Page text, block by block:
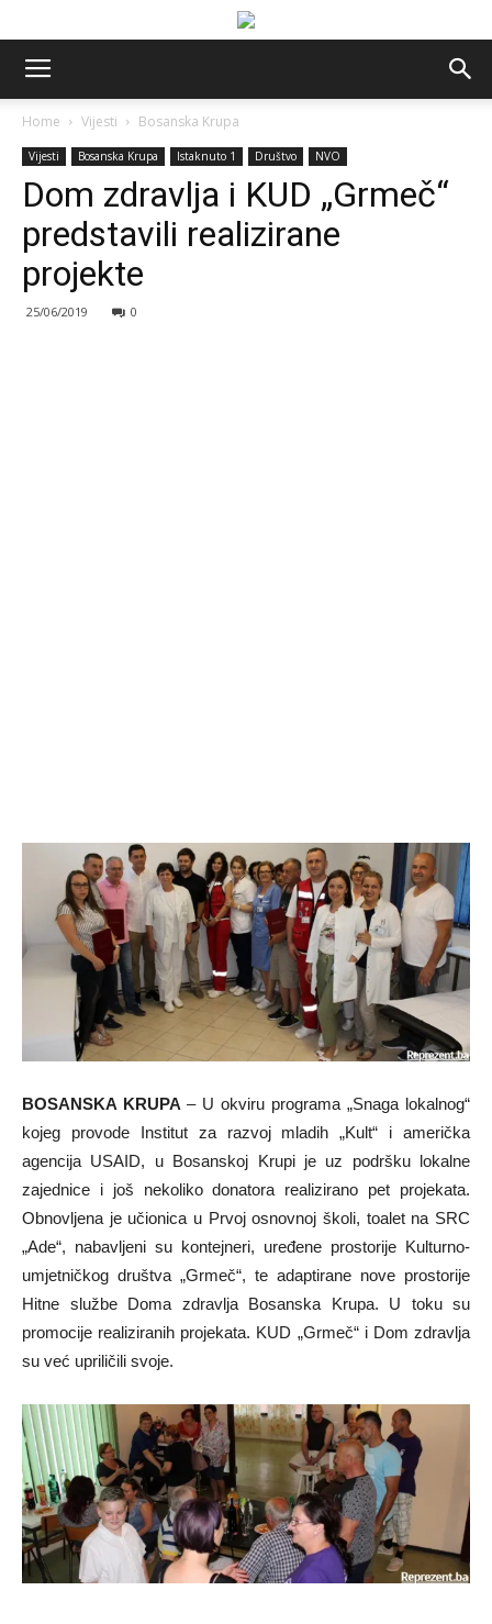
Home Vijesti Bosanska Krupa
Vijesti Bosanska Krupa Istaknuto 1 Društvo NVO
Dom zdravlja i KUD „Grmeč“
predstavili realizirane
projekte
25/06/2019 0
BOSANSKA KRUPA – U okviru programa „Snaga lokalnog“
kojeg provode Institut za razvoj mladih „Kult“ i američka
agencija USAID, u Bosanskoj Krupi je uz podršku lokalne
zajednice i još nekoliko donatora realizirano pet projekata.
Obnovljena je učionica u Prvoj osnovnoj školi, toalet na SRC
„Ade“, nabavljeni su kontejneri, uređene prostorije Kulturno-
umjetničkog društva „Grmeč“, te adaptirane nove prostorije
Hitne službe Doma zdravlja Bosanska Krupa. U toku su
promocije realiziranih projekata. KUD „Grmeč“ i Dom zdravlja
su već upriličili svoje.